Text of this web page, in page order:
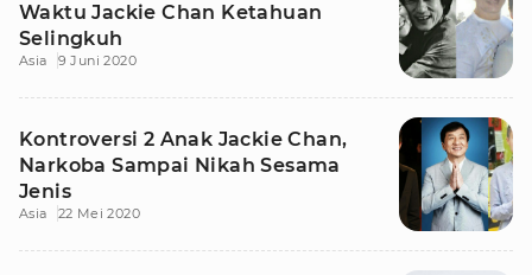
Waktu Jackie Chan Ketahuan
Selingkuh
Asia 9 Juni 2020
Kontroversi 2 Anak Jackie Chan,
Narkoba Sampai Nikah Sesama
Jenis
Asia 22 Mei 2020